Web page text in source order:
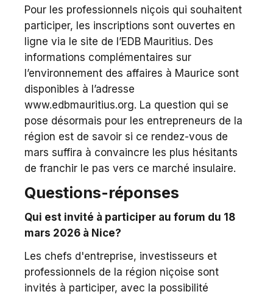
Pour les professionnels niçois qui souhaitent
participer, les inscriptions sont ouvertes en
ligne via le site de l’EDB Mauritius. Des
informations complémentaires sur
l’environnement des affaires à Maurice sont
disponibles à l’adresse
www.edbmauritius.org. La question qui se
pose désormais pour les entrepreneurs de la
région est de savoir si ce rendez-vous de
mars suffira à convaincre les plus hésitants
de franchir le pas vers ce marché insulaire.
Questions-réponses
Qui est invité à participer au forum du 18
mars 2026 à Nice?
Les chefs d'entreprise, investisseurs et
professionnels de la région niçoise sont
invités à participer, avec la possibilité